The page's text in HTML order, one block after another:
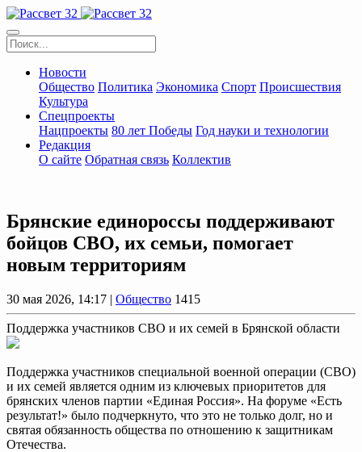
Новости
Общество Политика Экономика Спорт Происшествия
Культура
Спецпроекты
Нацпроекты 80 лет Победы Год науки и технологии
Редакция
О сайте Обратная связь Коллектив
Брянские единороссы поддерживают
бойцов СВО, их семьи, помогает
новым территориям
30 мая 2026, 14:17 | Общество 1415
Поддержка участников СВО и их семей в Брянской области
Поддержка участников специальной военной операции (СВО)
и их семей является одним из ключевых приоритетов для
брянских членов партии «Единая Россия». На форуме «Есть
результат!» было подчеркнуто, что это не только долг, но и
святая обязанность общества по отношению к защитникам
Отечества.